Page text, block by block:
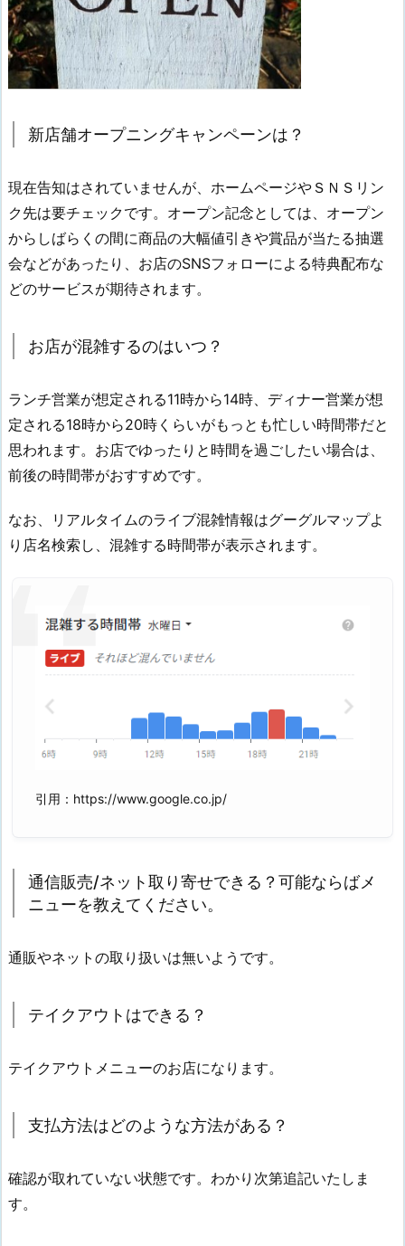
新店舗オープニングキャンペーンは？
現在告知はされていませんが、ホームページやＳＮＳリン
ク先は要チェックです。オープン記念としては、オープン
からしばらくの間に商品の大幅値引きや賞品が当たる抽選
会などがあったり、お店のSNSフォローによる特典配布な
どのサービスが期待されます。
お店が混雑するのはいつ？
ランチ営業が想定される11時から14時、ディナー営業が想
定される18時から20時くらいがもっとも忙しい時間帯だと
思われます。お店でゆったりと時間を過ごしたい場合は、
前後の時間帯がおすすめです。
なお、リアルタイムのライブ混雑情報はグーグルマップよ
り店名検索し、混雑する時間帯が表示されます。
引用：https://www.google.co.jp/
通信販売/ネット取り寄せできる？可能ならばメ
ニューを教えてください。
通販やネットの取り扱いは無いようです。
テイクアウトはできる？
テイクアウトメニューのお店になります。
支払方法はどのような方法がある？
確認が取れていない状態です。わかり次第追記いたしま
す。